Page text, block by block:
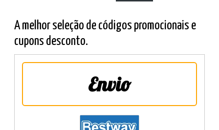
A melhor seleção de códigos promocionais e
cupons desconto.
Envio